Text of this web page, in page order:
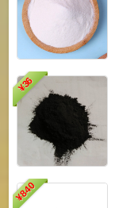
¥
36
¥
840